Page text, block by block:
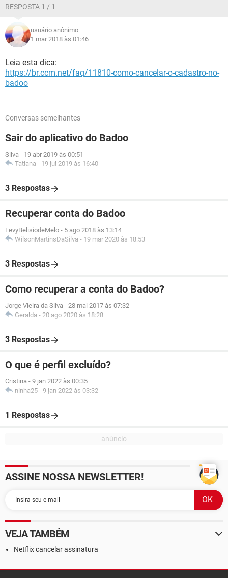
RESPOSTA 1 / 1
usuário anônimo
1 mar 2018 às 01:46
Leia esta dica:
https://br.ccm.net/faq/11810-como-cancelar-o-cadastro-no-
badoo
Conversas semelhantes
Sair do aplicativo do Badoo
Silva - 19 abr 2019 às 00:51
Tatiana - 19 jul 2019 às 16:40
3 Respostas
Recuperar conta do Badoo
LevyBelisiodeMelo - 5 ago 2018 às 13:14
WilsonMartinsDaSilva - 19 mar 2020 às 18:53
3 Respostas
Como recuperar a conta do Badoo?
Jorge Vieira da Silva - 28 mai 2017 às 07:32
Geralda - 20 ago 2020 às 18:28
3 Respostas
O que é perfil excluído?
Cristina - 9 jan 2022 às 00:35
ninha25 - 9 jan 2022 às 03:32
1 Respostas
ASSINE NOSSA NEWSLETTER!
VEJA TAMBÉM
Netflix cancelar assinatura